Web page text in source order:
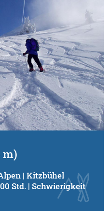
m)
| Kitzbühel
Std. | Schwierigkeit